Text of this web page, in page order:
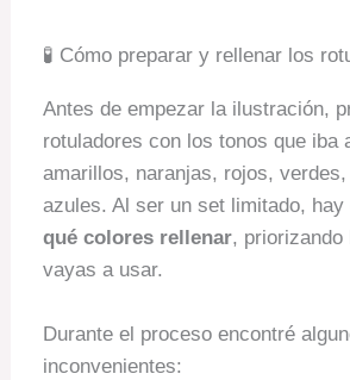
🧪 Cómo preparar y rellenar los
Antes de empezar la ilustración,
rotuladores con los tonos que iba
amarillos, naranjas, rojos,
azules. Al ser un set limitado,
qué colores rellenar, priorizando
vayas a usar.
Durante el proceso encontré
inconvenientes: